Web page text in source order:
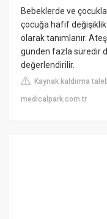
Bebeklerde ve
çocuğa hafif değişiklik
olarak tanımlanır.
günden fazla süredir
değerlendirilir.
Kaynak kaldırma
medicalpark.com.tr